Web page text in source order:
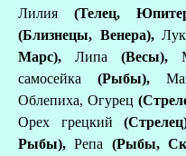
Лилия(Телец,
(Близнецы, Венера),
Марс), Липа (Весы),
самосейка (Рыбы),
Облепиха, Огурец
Орех грецкий
Рыбы),Репа (Рыбы,